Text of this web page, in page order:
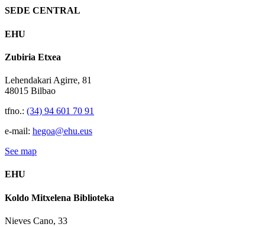
SEDE CENTRAL
EHU
Zubiria Etxea
Lehendakari Agirre, 81
48015 Bilbao
tfno.: (34) 94 601 70 91
e-mail: hegoa@ehu.eus
See map
EHU
Koldo Mitxelena Biblioteka
Nieves Cano, 33